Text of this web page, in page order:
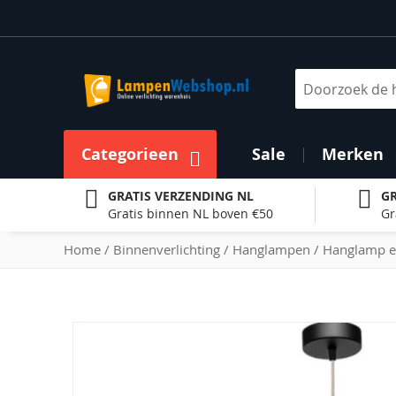
naar
inhoud
Categorieen Sale Merken
GRATIS VERZENDING NL
Gratis binnen NL boven €50
Home Binnenverlichting Hanglampen Hanglamp